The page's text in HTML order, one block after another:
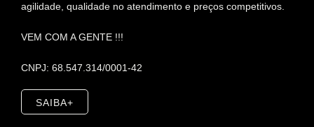
agilidade, qualidade no atendimento e preços competitivos.
VEM COM A GENTE !!!
CNPJ: 68.547.314/0001-42
SAIBA+